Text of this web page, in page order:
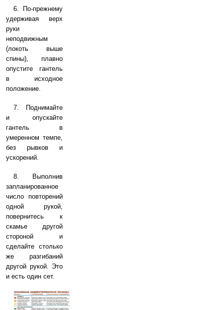
6. По-прежнему
удерживая верх
руки
неподвижным
(локоть выше
спины), плавно
опустите гантель
в исходное
положение.
7. Поднимайте
и опускайте
гантель в
умеренном темпе,
без рывков и
ускорений.
8. Выполнив
запланированное
число повторений
одной рукой,
повернитесь к
скамье другой
стороной и
сделайте столько
же разгибаний
другой рукой. Это
и есть один сет.